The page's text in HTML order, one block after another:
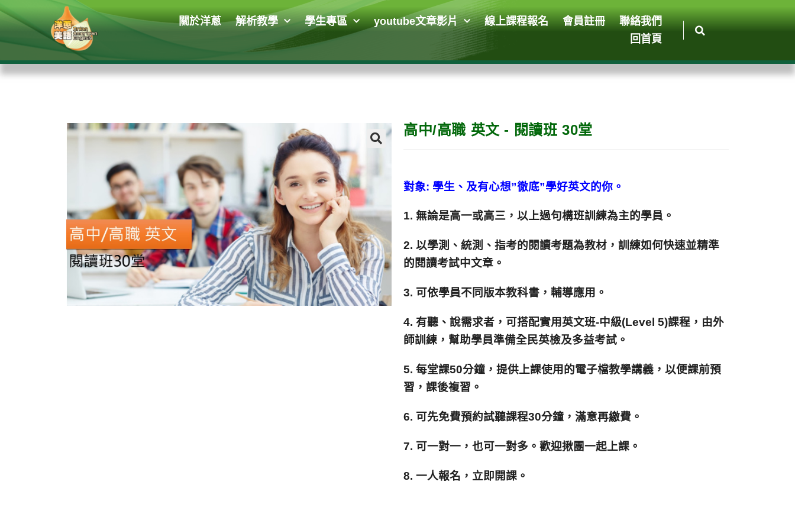
關於洋蔥 解析教學 學生專區 youtube文章影片 線上課程報名 會員註冊
聯絡我們
回首頁
高中/高職 英文 - 閱讀班 30堂
對象: 學生、及有心想”徹底”學好英文的你。
1. 無論是高一或高三，以上過句構班訓練為主的學員。
2. 以學測、統測、指考的閱讀考題為教材，訓練如何快速並精準
的閱讀考試中文章。
3. 可依學員不同版本教科書，輔導應用。
4. 有聽、說需求者，可搭配實用英文班-中級(Level 5)課程，由外
師訓練，幫助學員準備全民英檢及多益考試。
5. 每堂課50分鐘，提供上課使用的電子檔教學講義，以便課前預
習，課後複習。
6. 可先免費預約試聽課程30分鐘，滿意再繳費。
7. 可一對一，也可一對多。歡迎揪團一起上課。
8. 一人報名，立即開課。